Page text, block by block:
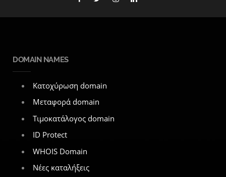
DOMAIN NAMES
Κατοχύρωση domain
Μεταφορά domain
Τιμοκατάλογος domain
ID Protect
WHOIS Domain
Νέες καταλήξεις